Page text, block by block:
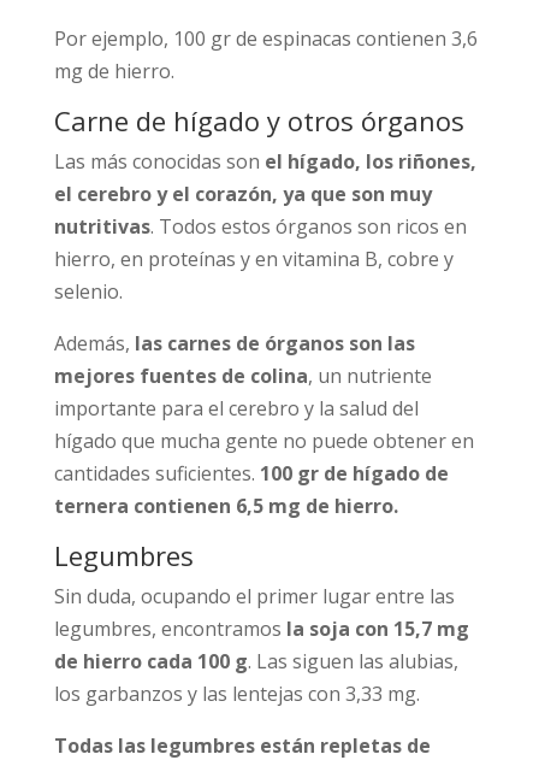
Por ejemplo, 100 gr de espinacas contienen 3,6
mg de hierro.
Carne de hígado y otros órganos
Las más conocidas son el hígado, los riñones,
el cerebro y el corazón, ya que son muy
nutritivas. Todos estos órganos son ricos en
hierro, en proteínas y en vitamina B, cobre y
selenio.
Además, las carnes de órganos son las
mejores fuentes de colina, un nutriente
importante para el cerebro y la salud del
hígado que mucha gente no puede obtener en
cantidades suficientes. 100 gr de hígado de
ternera contienen 6,5 mg de hierro.
Legumbres
Sin duda, ocupando el primer lugar entre las
legumbres, encontramos la soja con 15,7 mg
de hierro cada 100 g. Las siguen las alubias,
los garbanzos y las lentejas con 3,33 mg.
Todas las legumbres están repletas de